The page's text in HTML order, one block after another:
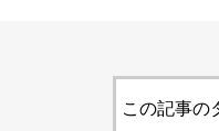
この記事の